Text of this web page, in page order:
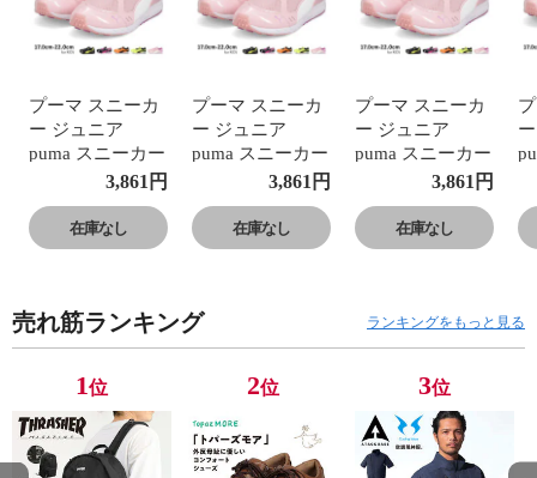
プーマ スニーカ
ー ジュニア
puma スニーカー
キッズ スピード
供 靴 学生 紐靴
通学靴 運動靴 軽
ロ トレーニング
運動会 レース キ
ーカット ブラッ
ク オレンジ ピン
ク イエロー
Speed Monster v3
3,861 円
在庫なし
プーマ スニーカ
ー ジュニア
puma スニーカー
キッズ スピード
供 靴 学生 紐靴
通学靴 運動靴 軽
ロ トレーニング
運動会 レース キ
ーカット ブラッ
ク オレンジ ピン
ク イエロー
Speed Monster v3
3,861 円
在庫なし
プーマ スニーカ
ー ジュニア
puma スニーカー
キッズ スピード
供 靴 学生 紐靴
通学靴 運動靴 軽
ロ トレーニング
運動会 レース キ
ーカット ブラッ
ク オレンジ ピン
ク イエロー
Speed Monster v3
3,861 円
在庫なし
売れ筋ランキング ランキングをもっと見る
1位 2位 3位